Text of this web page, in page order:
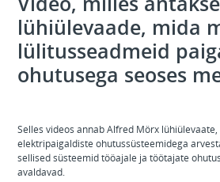
lühiülevaade, mida
lülitusseadmeid
ohutusega seoses
Selles videos annab Alfred Mörx
elektripaigaldiste ohutussüsteemidega
sellised süsteemid tööajale ja töötajate
avaldavad.